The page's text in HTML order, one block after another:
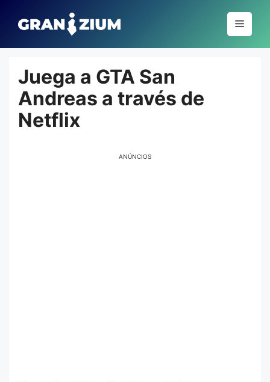
para
conteúdo
Menu
Juega a GTA San
Andreas a través de
Netflix
ANÚNCIOS